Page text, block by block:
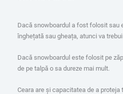
Dacă snowboardul a fost folosit sau
înghețată sau gheața, atunci va
Dacă snowboardul este folosit pe
de pe talpă o sa dureze mai mult.
Ceara are și capacitatea de a proteja